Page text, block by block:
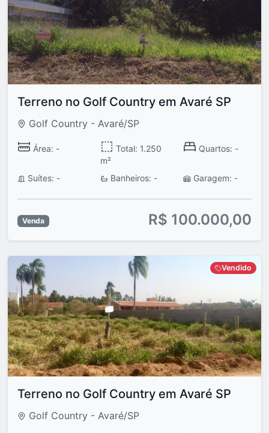
Terreno no Golf Country em Avaré SP
Golf Country - Avaré/SP
Área: -
Total: 1.250
m²
Quartos: -
Suítes: - Banheiros: - Garagem: -
Venda R$ 100.000,00
Vendido
Terreno no Golf Country em Avaré SP
Golf Country - Avaré/SP